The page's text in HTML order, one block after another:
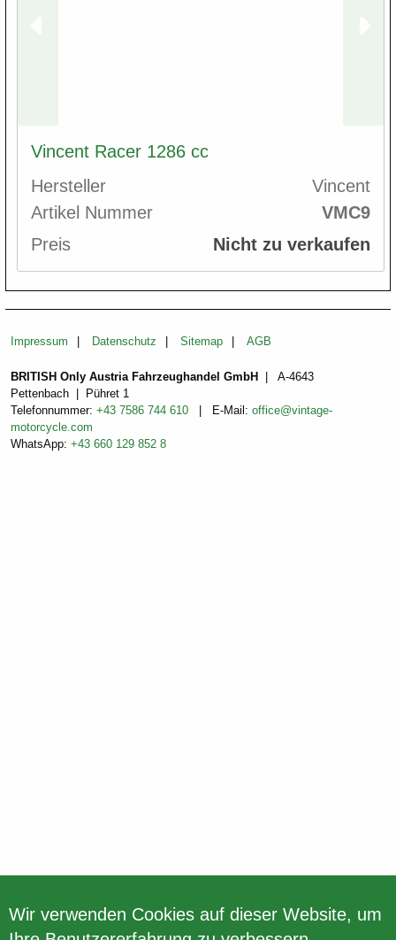
Vincent Racer 1286 cc
Hersteller
Vincent
Artikel Nummer
VMC9
Preis
Nicht zu verkaufen
Impressum Datenschutz Sitemap AGB
BRITISH Only Austria Fahrzeughandel GmbH
| A-4643
Pettenbach | Pühret 1
Telefonnummer: +43 7586 744 610 | E-Mail: office@vintage-
motorcycle.com
WhatsApp: +43 660 129 852 8
Wir verwenden Cookies auf dieser Website, um